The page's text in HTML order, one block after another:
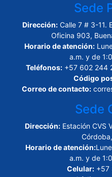
Sede
Dirección: Calle 7 # 3-11.
Oficina 903,
Horario de atención:
a.m. y de
Teléfonos: +57 602 244
Código
Correo de contacto:
Sede
Dirección: Estación CVS
Horario de atención:
a.m. y de
Celular: +57